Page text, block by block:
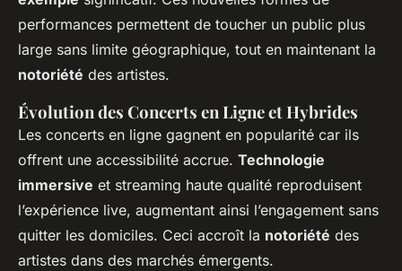
performances permettent de toucher un public plus
large sans limite géographique, tout en maintenant la
notoriété des artistes.
Évolution des Concerts en Ligne et Hybrides
Les concerts en ligne gagnent en popularité car ils
offrent une accessibilité accrue. Technologie
immersive et streaming haute qualité reproduisent
l’expérience live, augmentant ainsi l’engagement sans
quitter les domiciles. Ceci accroît la notoriété des
artistes dans des marchés émergents.